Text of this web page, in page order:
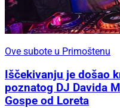
Ove subote u Primoštenu
Iščekivanju je došao
poznatog DJ Davida
Gospe od Loreta